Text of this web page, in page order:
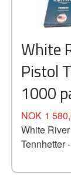
White
Pistol
1000
Pris
NOK 1
White
Tennhetter